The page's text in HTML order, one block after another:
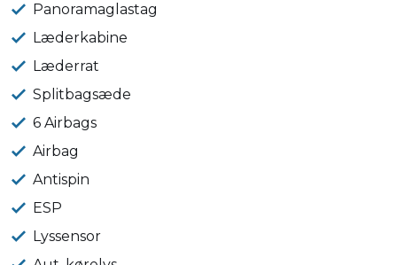
Panoramaglastag
Læderkabine
Læderrat
Splitbagsæde
6 Airbags
Airbag
Antispin
ESP
Lyssensor